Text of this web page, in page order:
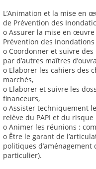
L’Animation et la mise en
de Prévention des
o Assurer la mise en œuvre
Prévention des Inondations
o Coordonner et suivre
par d’autres maîtres
o Elaborer les cahiers des
marchés,
o Elaborer et suivre les
financeurs,
o Assister techniquement
relève du PAPI et du
o Animer les réunions :
o Être le garant de
politiques d’aménagement
particulier).